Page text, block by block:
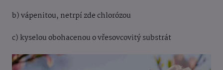
b) vápenitou, netrpí zde chlorózou
c) kyselou obohacenou o vřesovcovitý substrát